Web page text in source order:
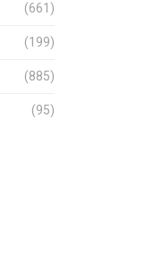
(661)
(199)
(885)
(95)